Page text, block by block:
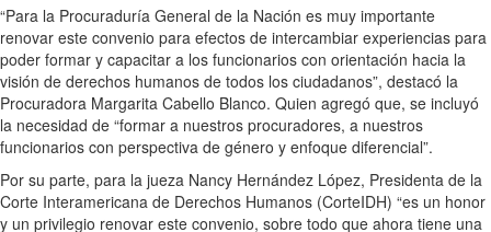
“Para la Procuraduría General de la Nación es muy importante
renovar este convenio para efectos de intercambiar experiencias para
poder formar y capacitar a los funcionarios con orientación hacia la
visión de derechos humanos de todos los ciudadanos”, destacó la
Procuradora Margarita Cabello Blanco. Quien agregó que, se incluyó
la necesidad de “formar a nuestros procuradores, a nuestros
funcionarios con perspectiva de género y enfoque diferencial”.
Por su parte, para la jueza Nancy Hernández López, Presidenta de la
Corte Interamericana de Derechos Humanos (CorteIDH) “es un honor
y un privilegio renovar este convenio, sobre todo que ahora tiene una